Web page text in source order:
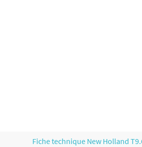
Fiche technique New Holland